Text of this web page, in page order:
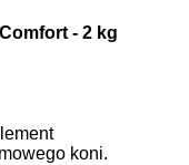
- 2 kg
koni.